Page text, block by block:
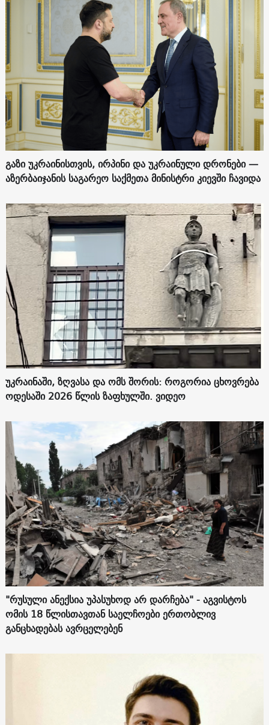
გაზი უკრაინისთვის, ირპინი და უკრაინული დრონები —
აზერბაიჯანის საგარეო საქმეთა მინისტრი კიევში ჩავიდა
უკრაინაში, ზღვასა და ომს შორის: როგორია ცხოვრება
ოდესაში 2026 წლის ზაფხულში. ვიდეო
"რუსული ანექსია უპასუხოდ არ დარჩება" - აგვისტოს
ომის 18 წლისთავთან საელჩოები ერთობლივ
განცხადებას ავრცელებენ